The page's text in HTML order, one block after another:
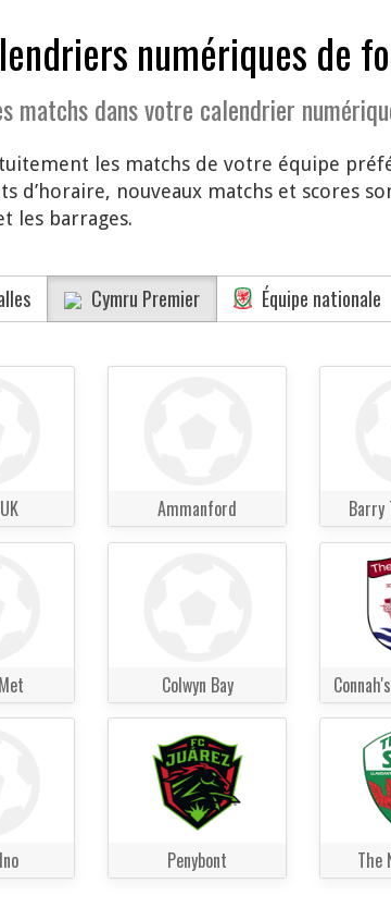
numériques de
matchs dans votre calendrier
les matchs de votre équipe
d’horaire, nouveaux matchs et scores
les barrages.
Cymru Premier Équipe nationale
Ammanford Barry
Colwyn Bay
Penybont The